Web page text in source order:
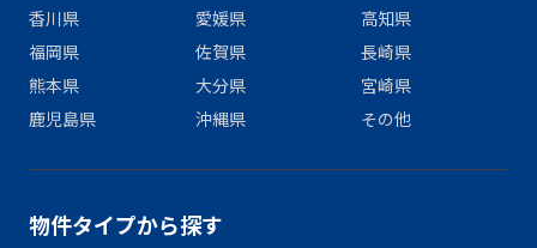
香川県
愛媛県
高知県
福岡県
佐賀県
長崎県
熊本県
大分県
宮崎県
鹿児島県
沖縄県 その他
物件タイプから探す